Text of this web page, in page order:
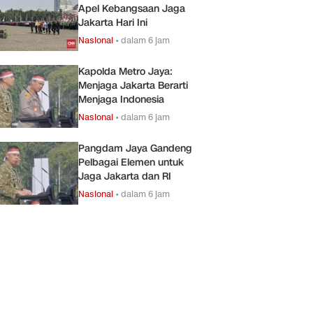
Apel Kebangsaan Jaga
Jakarta Hari Ini
Nasional •dalam 6 jam
Kapolda Metro Jaya:
Menjaga Jakarta Berarti
Menjaga Indonesia
Nasional •dalam 6 jam
Pangdam Jaya Gandeng
Pelbagai Elemen untuk
Jaga Jakarta dan RI
Nasional •dalam 6 jam